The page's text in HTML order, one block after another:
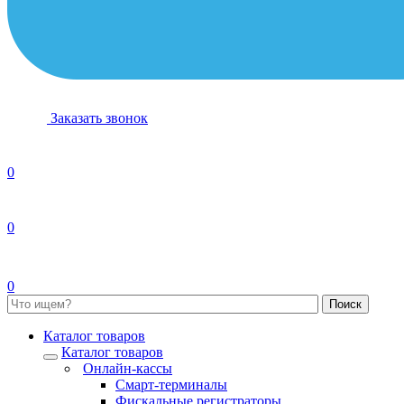
Заказать звонок
0
0
0
Каталог товаров
Каталог товаров
Онлайн-кассы
Смарт-терминалы
Фискальные регистраторы